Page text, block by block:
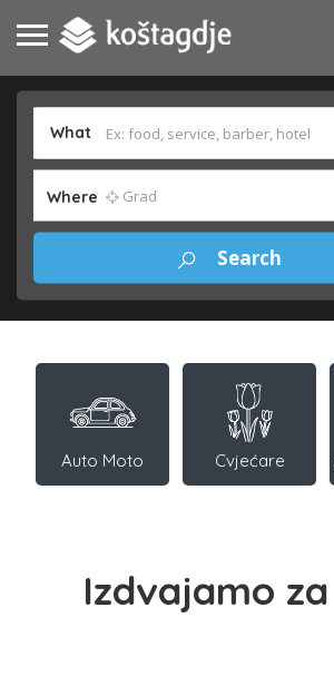
What
Where
Auto Moto Cvjećare
Izdvajamo